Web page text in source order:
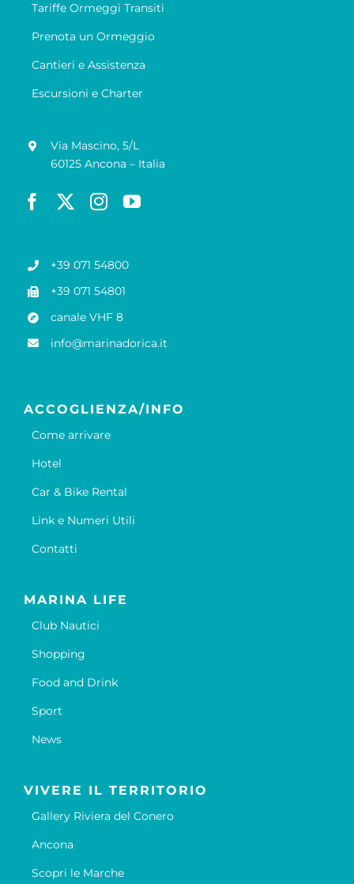
Tariffe Ormeggi Transiti
Prenota un Ormeggio
Cantieri e Assistenza
Escursioni e Charter
Via Mascino, 5/L
60125 Ancona – Italia
+39 071 54800
+39 071 54801
canale VHF 8
info@marinadorica.it
ACCOGLIENZA/INFO
Come arrivare
Hotel
Car & Bike Rental
Link e Numeri Utili
Contatti
MARINA LIFE
Club Nautici
Shopping
Food and Drink
Sport
News
VIVERE IL TERRITORIO
Gallery Riviera del Conero
Ancona
Scopri le Marche